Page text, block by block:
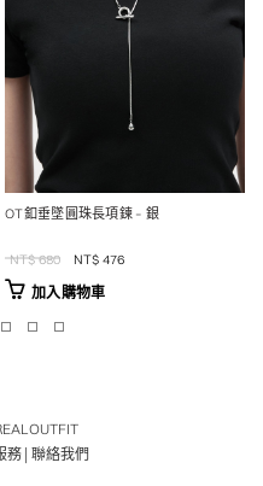
OT釦垂墜圓珠長項鍊 – 銀
NT$ 680
Original
price
was:
NT$680.
NT$ 476Current
加入購物車
務 | 聯絡我們